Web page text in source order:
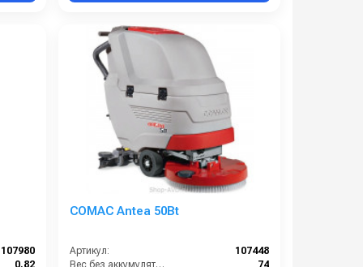
107980
0.82
COMAC Antea 50Bt
Артикул:
107448
Вес без аккумуляторов (кг):
74